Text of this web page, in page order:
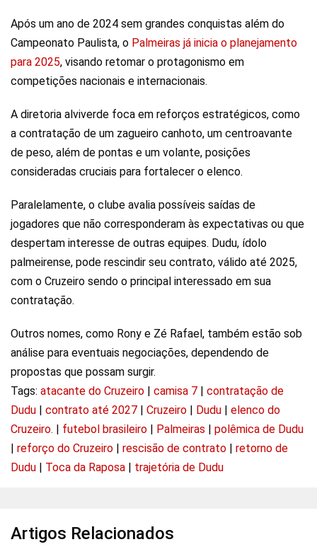
Após um ano de 2024 sem grandes conquistas além do
Campeonato Paulista, o Palmeiras já inicia o planejamento
para 2025, visando retomar o protagonismo em
competições nacionais e internacionais.
A diretoria alviverde foca em reforços estratégicos, como
a contratação de um zagueiro canhoto, um centroavante
de peso, além de pontas e um volante, posições
consideradas cruciais para fortalecer o elenco.
Paralelamente, o clube avalia possíveis saídas de
jogadores que não corresponderam às expectativas ou que
despertam interesse de outras equipes. Dudu, ídolo
palmeirense, pode rescindir seu contrato, válido até 2025,
com o Cruzeiro sendo o principal interessado em sua
contratação.
Outros nomes, como Rony e Zé Rafael, também estão sob
análise para eventuais negociações, dependendo de
propostas que possam surgir.
Tags: atacante do Cruzeiro camisa 7
contratação de
Dudu
contrato até 2027 Cruzeiro Dudu
elenco do
Cruzeiro.
futebol brasileiro Palmeiras
polêmica de Dudu
reforço do Cruzeiro rescisão de contrato
retorno de
Dudu
Toca da Raposa trajetória de Dudu
Artigos Relacionados